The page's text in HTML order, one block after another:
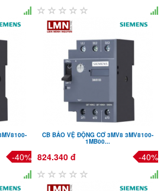
-40%
CB BẢO VỆ ĐỘNG CƠ 3MV8 3MV8100-
1MB00...
824.340 đ -40%